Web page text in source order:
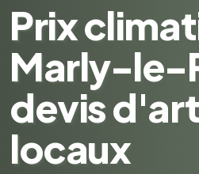
Prix
Marly-le-
devis
locaux